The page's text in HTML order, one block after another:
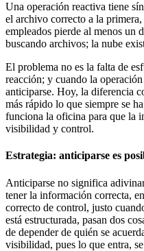
Una operación reactiva tiene
el archivo correcto a la
empleados pierde al menos un
buscando archivos; la nube
El problema no es la falta de
reacción; y cuando la
anticiparse. Hoy, la diferencia
más rápido lo que siempre se
funciona la oficina para que la
visibilidad y control.
Estrategia: anticiparse es
Anticiparse no significa
tener la información correcta,
correcto de control, justo
está estructurada, pasan dos
de depender de quién se
visibilidad, pues lo que entra,